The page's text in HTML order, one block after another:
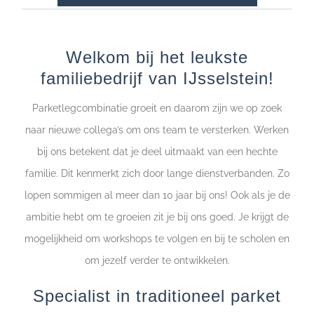
Welkom bij het leukste
familiebedrijf van IJsselstein!
Parketlegcombinatie groeit en daarom zijn we op zoek
naar nieuwe collega’s om ons team te versterken. Werken
bij ons betekent dat je deel uitmaakt van een hechte
familie. Dit kenmerkt zich door lange dienstverbanden. Zo
lopen sommigen al meer dan 10 jaar bij ons! Ook als je de
ambitie hebt om te groeien zit je bij ons goed. Je krijgt de
mogelijkheid om workshops te volgen en bij te scholen en
om jezelf verder te ontwikkelen.
Specialist in traditioneel parket